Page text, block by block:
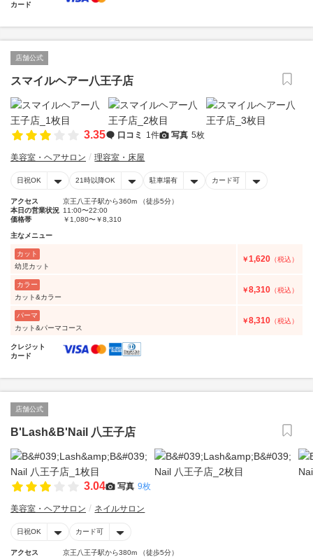
カード
店舗公式
スマイルヘアー八王子店
3.35 口コミ 1件 写真 5枚
美容室・ヘアサロン 理容室・床屋
日祝OK 21時以降OK 駐車場有 カード可
アクセス
京王八王子駅から360m （徒歩5分）
本日の営業状況 11:00〜22:00
価格帯
￥1,080〜￥8,310
主なメニュー
カット
幼児カット
￥1,620 （税込）
カラー
カット&カラー
￥8,310 （税込）
パーマ
カット&パーマコース
￥8,310 （税込）
クレジット
カード
店舗公式
B'Lash&B'Nail 八王子店
3.04 写真 9枚
美容室・ヘアサロン ネイルサロン
日祝OK カード可
アクセス
京王八王子駅から380m （徒歩5分）